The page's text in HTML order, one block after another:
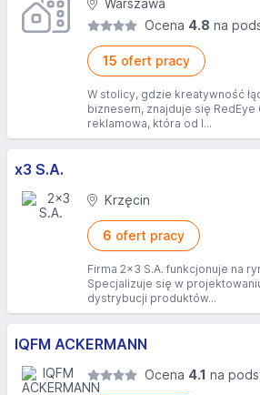
Warszawa
Ocena 4.8 na
15 ofert pracy
W stolicy, gdzie kreatywność
biznesem, znajduje się RedEye
reklamowa, która od l...
x3 S.A.
Krzęcin
6 ofert pracy
Firma 2×3 S.A. funkcjonuje na
Specjalizuje się w
dystrybucji produktów...
IQFM ACKERMANN
Ocena 4.1 na